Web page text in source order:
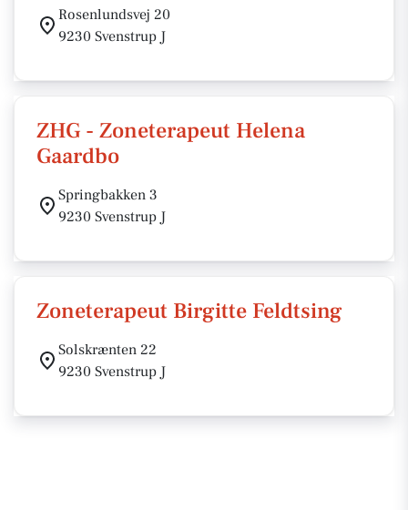
Rosenlundsvej 20
9230 Svenstrup J
ZHG - Zoneterapeut Helena
Gaardbo
Springbakken 3
9230 Svenstrup J
Zoneterapeut Birgitte Feldtsing
Solskrænten 22
9230 Svenstrup J